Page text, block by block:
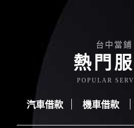
台中當鋪
熱門
POPULAR
汽車借款 汽車借款
機車借款